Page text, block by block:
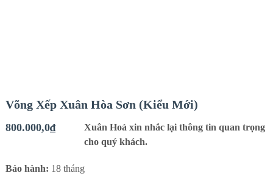
Võng Xếp Xuân Hòa Sơn (Kiểu Mới)
800.000,0₫
Xuân Hoà xin nhắc lại thông tin quan trọng
cho quý khách.
Bảo hành: 18 tháng